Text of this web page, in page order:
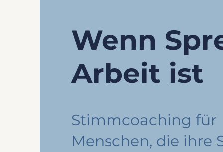
Wenn
Arbeit ist
Stimmcoaching für
Menschen, die ihre